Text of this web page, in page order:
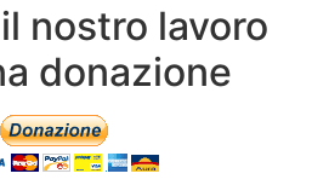
nostro lavoro
donazione